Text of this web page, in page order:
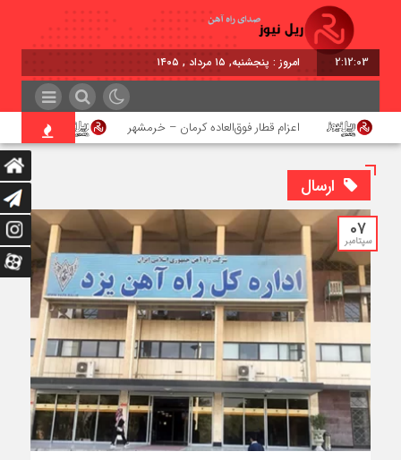
2:12:04 امروز : پنجشنبه, ۱۵ مرداد , ۱۴۰۵
اعزام قطار فوق‌العاده کرمان – خرمشهر اجرای
ارسال
07
سپتامبر